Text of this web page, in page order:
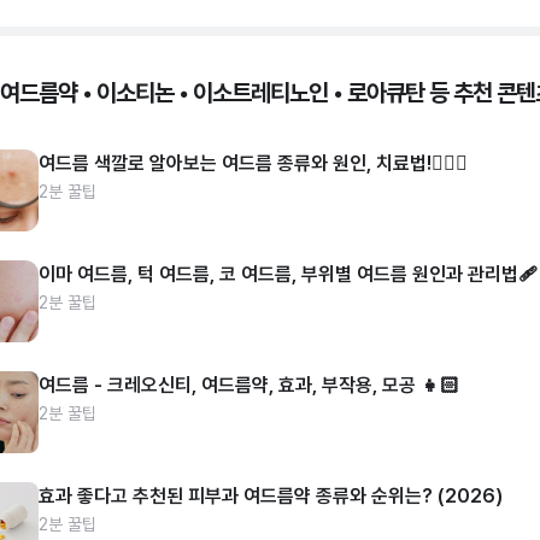
드름약 • 이소티논 • 이소트레티노인 • 로아큐탄 등 추천 콘
여드름 색깔로 알아보는 여드름 종류와 원인, 치료법!👩🏻‍⚕️
2분 꿀팁
이마 여드름, 턱 여드름, 코 여드름, 부위별 여드름 원인과 관리법🩹
2분 꿀팁
여드름 - 크레오신티, 여드름약, 효과, 부작용, 모공 👧🏻
2분 꿀팁
효과 좋다고 추천된 피부과 여드름약 종류와 순위는? (2026)
2분 꿀팁